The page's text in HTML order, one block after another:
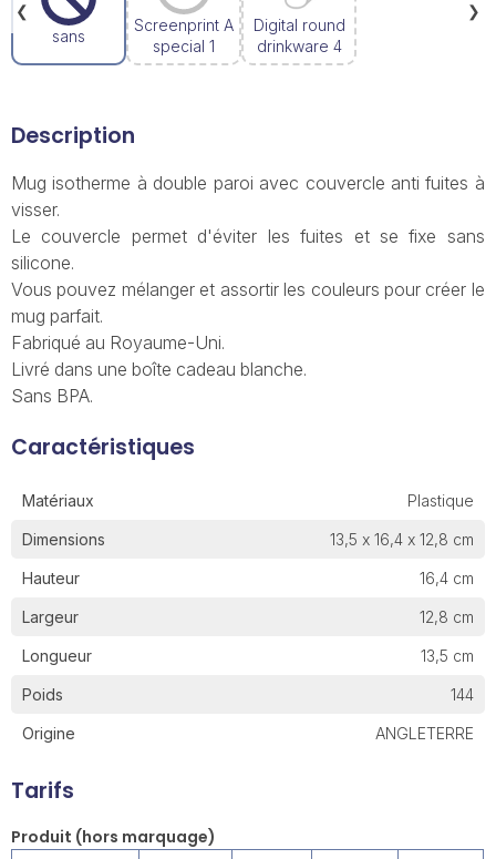
sans
Screenprint A
special 1
Digital round
drinkware 4
❯
❮
Description
Mug isotherme à double paroi avec couvercle anti fuites à
visser.
Le couvercle permet d'éviter les fuites et se fixe sans
silicone.
Vous pouvez mélanger et assortir les couleurs pour créer le
mug parfait.
Fabriqué au Royaume-Uni.
Livré dans une boîte cadeau blanche.
Sans BPA.
Caractéristiques
Matériaux Plastique
Dimensions 13,5 x 16,4 x 12,8 cm
Hauteur 16,4 cm
Largeur 12,8 cm
Longueur 13,5 cm
Poids 144
Origine ANGLETERRE
Tarifs
Produit (hors marquage)